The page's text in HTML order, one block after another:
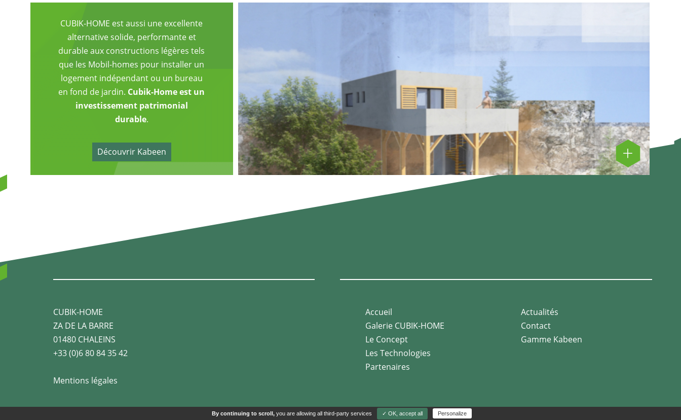
CUBIK-HOME est aussi une excellente
alternative solide, performante et
durable aux constructions légères tels
que les Mobil-homes pour installer un
logement indépendant ou un bureau
en fond de jardin. Cubik-Home est un
investissement patrimonial
durable.
Découvrir Kabeen
CUBIK-HOME
ZA DE LA BARRE
01480 CHALEINS
+33 (0)6 80 84 35 42
Mentions légales
Accueil
Galerie CUBIK-HOME
Le Concept
Les Technologies
Partenaires
Actualités
Contact
Gamme Kabeen
By continuing to scroll,you are allowing all third-party services ✓ OK, accept all Personalize